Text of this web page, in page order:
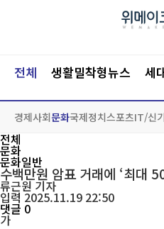
전체 생활밀착형뉴스 세
경제사회문화국제정치스포츠IT/신
전체
문화
문화일반
수백만원 암표 거래에 ‘최대
류근원기자
입력 2025.11.19 22:50
댓글 0
가